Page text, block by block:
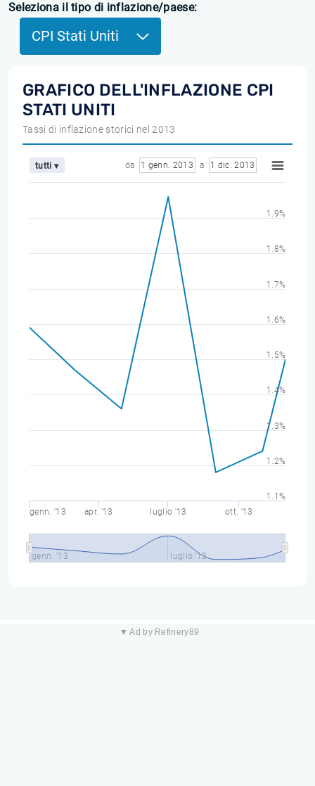
Seleziona il tipo di inflazione/paese:
CPI Stati Uniti
GRAFICO DELL'INFLAZIONE CPI
STATI UNITI
Tassi di inflazione storici nel 2013
tutti ▾ da 1 genn. 2013 a 1 dic. 2013
genn. '13 apr. '13 luglio '13 ott. '13
genn. '13 luglio '13
1.1%
1.2%
1.3%
1.4%
1.5%
1.6%
1.7%
1.8%
1.9%
▼ Ad by Refinery89